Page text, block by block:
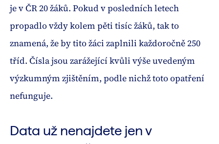
je v ČR 20 žáků. Pokud v posledních letech
propadlo vždy kolem pěti tisíc žáků, tak to
znamená, že by tito žáci zaplnili každoročně 250
tříd. Čísla jsou zarážející kvůli výše uvedeným
výzkumným zjištěním, podle nichž toto opatření
nefunguje.
Data už nenajdete jen v